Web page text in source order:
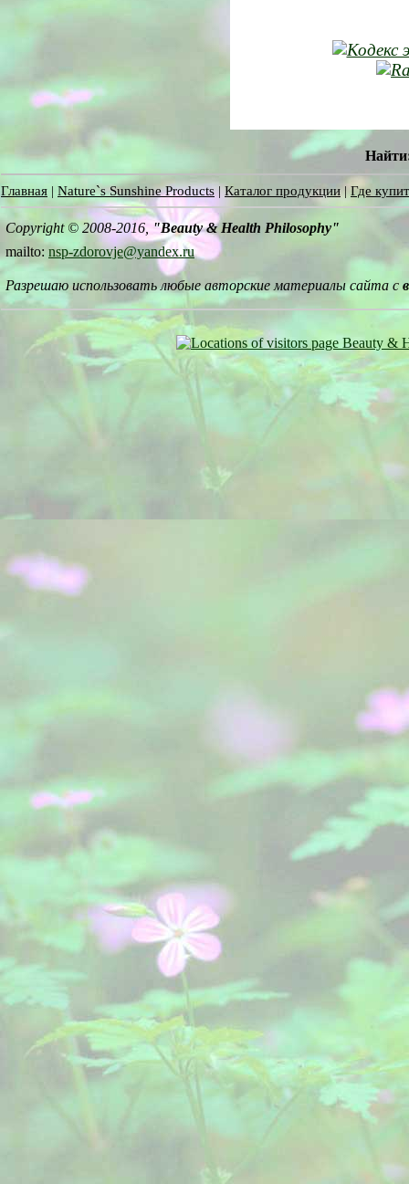
Главная | Nature`s Sunshine Products |Каталог продукции | Где
Copyright © 2008-2016, "Beauty & Health Philosophy"
mailto: nsp-zdorovje@yandex.ru
Разрешаю использовать любые авторские материалы сайта с